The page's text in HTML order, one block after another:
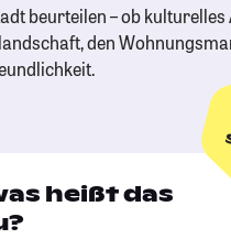
beurteilen – ob kulturelles
den
heißt das